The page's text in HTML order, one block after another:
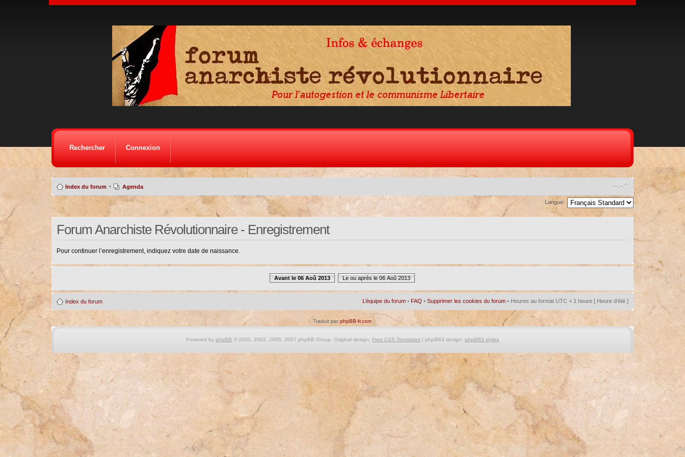
Rechercher Connexion
Index du forum • Agenda
Langue:
Forum Anarchiste Révolutionnaire - Enregistrement
Pour continuer l’enregistrement, indiquez votre date de naissance.
Avant le 06 Aoû 2013 Le ou après le 06 Aoû 2013
Index du forum L’équipe du forum • FAQ •Supprimer les cookies du forum • Heures au format UTC + 1 heure [ Heure d’été ]
Traduit parphpBB-fr.com
Powered by phpBB © 2000, 2002, 2005, 2007 phpBB Group. Original design: Free CSS Templates| phpBB3 design: phpBB3 styles